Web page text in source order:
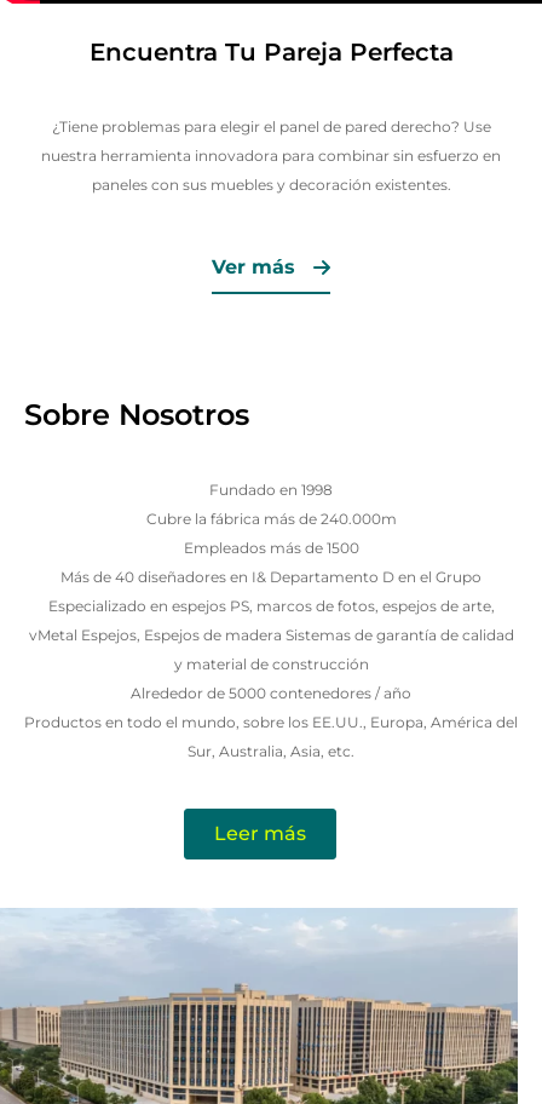
Encuentra Tu Pareja Perfecta
¿Tiene problemas para elegir el panel de pared derecho? Use
nuestra herramienta innovadora para combinar sin esfuerzo en
paneles con sus muebles y decoración existentes.
Ver más
Sobre Nosotros
Fundado en 1998
Cubre la fábrica más de 240.000m
Empleados más de 1500
Más de 40 diseñadores en I& Departamento D en el Grupo
Especializado en espejos PS, marcos de fotos, espejos de arte,
vMetal Espejos, Espejos de madera Sistemas de garantía de calidad
y material de construcción
Alrededor de 5000 contenedores / año
Productos en todo el mundo, sobre los EE.UU., Europa, América del
Sur, Australia, Asia, etc.
Leer más